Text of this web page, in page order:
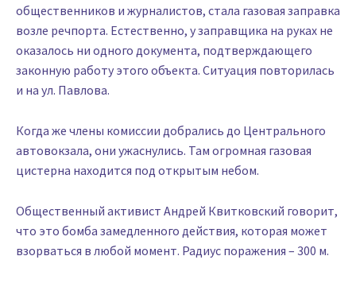
общественников и журналистов, стала газовая заправка
возле речпорта. Естественно, у заправщика на руках не
оказалось ни одного документа, подтверждающего
законную работу этого объекта. Ситуация повторилась
и на ул. Павлова.
Когда же члены комиссии добрались до Центрального
автовокзала, они ужаснулись. Там огромная газовая
цистерна находится под открытым небом.
Общественный активист Андрей Квитковский говорит,
что это бомба замедленного действия, которая может
взорваться в любой момент. Радиус поражения – 300 м.